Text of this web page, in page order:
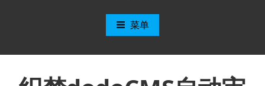
菜单